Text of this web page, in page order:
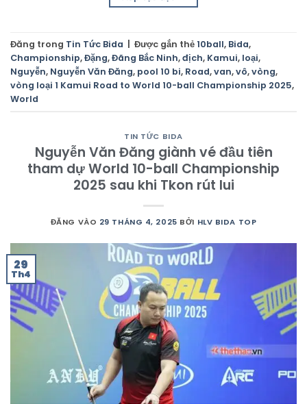
Đăng trong Tin Tức Bida Được gắn thẻ 10ball, Bida,
Championship,Đặng,Đãng Bắc Ninh,địch, Kamui, loại,
Nguyễn, Nguyễn Văn Đăng, pool 10 bi, Road,van,vô,vòng,
vòng loại 1 Kamui Road to World 10-ball Championship 2025,
World
TIN TỨC BIDA
Nguyễn Văn Đăng giành vé đầu tiên
tham dự World 10-ball Championship
2025 sau khi Tkon rút lui
ĐĂNG VÀO 29 THÁNG 4, 2025 BỞI HLV BIDA TOP
29
Th4